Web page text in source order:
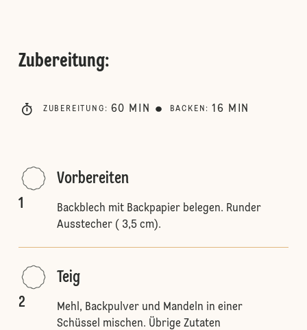
Zubereitung:
ZUBEREITUNG : 60 MIN BACKEN : 16 MIN
1
Vorbereiten
Backblech mit Backpapier belegen. Runder
Ausstecher ( 3,5 cm).
2
Teig
Mehl, Backpulver und Mandeln in einer
Schüssel mischen. Übrige Zutaten